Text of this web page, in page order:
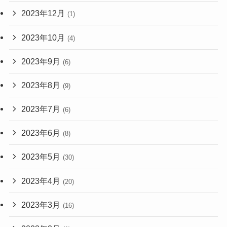
2023年12月 (1)
2023年10月 (4)
2023年9月 (6)
2023年8月 (9)
2023年7月 (6)
2023年6月 (8)
2023年5月 (30)
2023年4月 (20)
2023年3月 (16)